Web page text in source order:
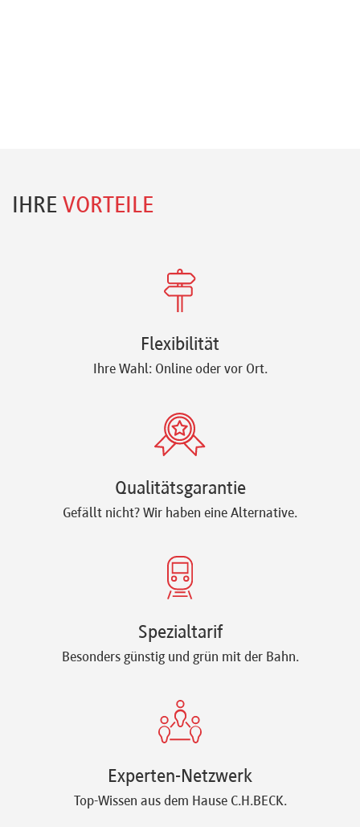
IHRE VORTEILE
Flexibilität
Ihre Wahl: Online oder vor Ort.
Qualitätsgarantie
Gefällt nicht? Wir haben eine Alternative.
Spezialtarif
Besonders günstig und grün mit der Bahn.
Experten-Netzwerk
Top-Wissen aus dem Hause C.H.BECK.